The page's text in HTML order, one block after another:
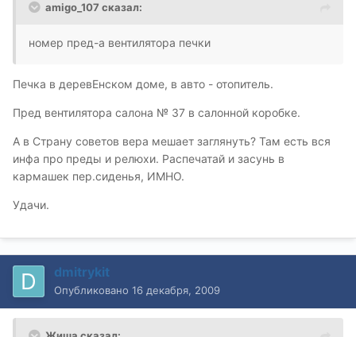
amigo_107 сказал:
номер пред-а вентилятора печки
Печка в деревЕнском доме, в авто - отопитель.
Пред вентилятора салона № 37 в салонной коробке.
А в Страну советов вера мешает заглянуть? Там есть вся
инфа про преды и релюхи. Распечатай и засунь в
кармашек пер.сиденья, ИМНО.
Удачи.
dmitrykit
Опубликовано 16 декабря, 2009